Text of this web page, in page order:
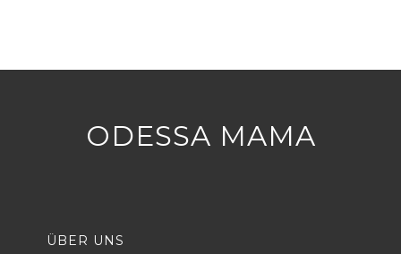
ODESSA MAMA
ÜBER UNS